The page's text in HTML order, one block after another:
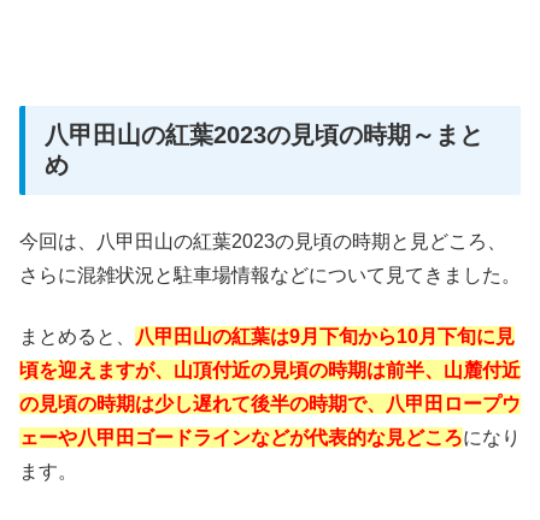
八甲田山の紅葉2023の見頃の時期～まと
め
今回は、八甲田山の紅葉2023の見頃の時期と見どころ、
さらに混雑状況と駐車場情報などについて見てきました。
まとめると、
八甲田山の紅葉は9月下旬から10月下旬に見
頃を迎えますが、山頂付近の見頃の時期は前半、山麓付近
の見頃の時期は少し遅れて後半の時期で、八甲田ロープウ
ェーや八甲田ゴードラインなどが代表的な見どころになり
ます。